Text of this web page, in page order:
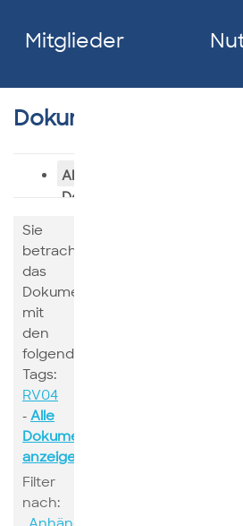
Mitglieder
Dokumentverzeichnis
Alle
Dokumente
Sie
betrachten
das
Dokumente
mit
den
folgenden
Tags:
RV04
- Alle
Dokumente
anzeigen
Filter
nach: